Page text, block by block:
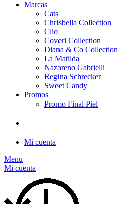
Marcas
Cats
Chrisbella Collection
Clio
Coveri Collection
Diana & Co Collection
La Matilda
Nazareno Gabrielli
Regina Schrecker
Sweet Candy
Promos
Promo Final Piel
Mi cuenta
Menu
Mi cuenta